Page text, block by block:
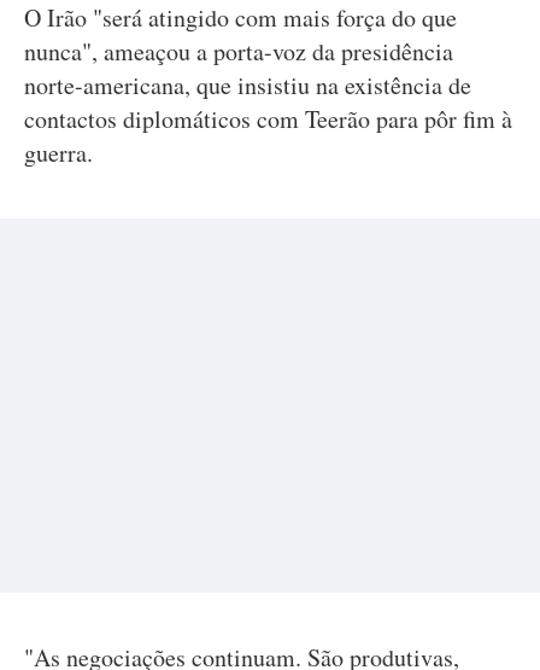
O Irão "será atingido com mais força do que
nunca", ameaçou a porta-voz da presidência
norte-americana, que insistiu na existência de
contactos diplomáticos com Teerão para pôr fim à
guerra.
"As negociações continuam. São produtivas,